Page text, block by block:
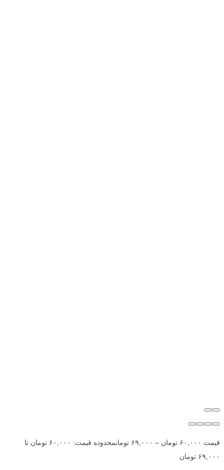
قیمت ۶۰,۰۰۰ تومان – ۶۹,۰۰۰ تومان
محدوده قیمت: ۶۰,۰۰۰ تومان تا
۶۹,۰۰۰ تومان